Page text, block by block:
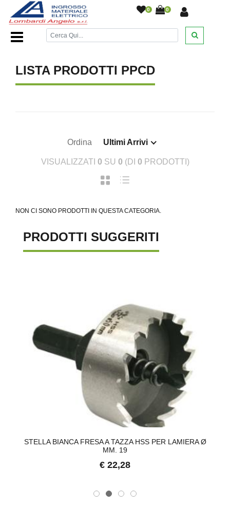
0 0
Home Page/
LISTA PRODOTTI PPCD
Ordina Ultimi Arrivi
VISUALIZZATI 0 SU 0 (DI 0 PRODOTTI)
NON CI SONO PRODOTTI IN QUESTA CATEGORIA.
PRODOTTI SUGGERITI
STELLA BIANCA FRESA A TAZZA HSS PER LAMIERA Ø
MM. 19
€ 22,28